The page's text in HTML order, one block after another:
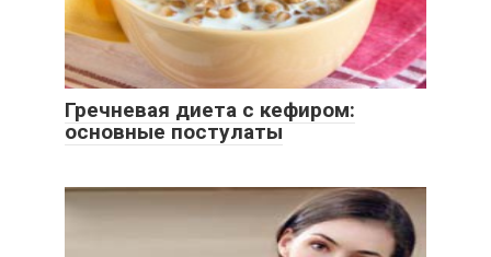
Гречневая диета с кефиром:
основные постулаты